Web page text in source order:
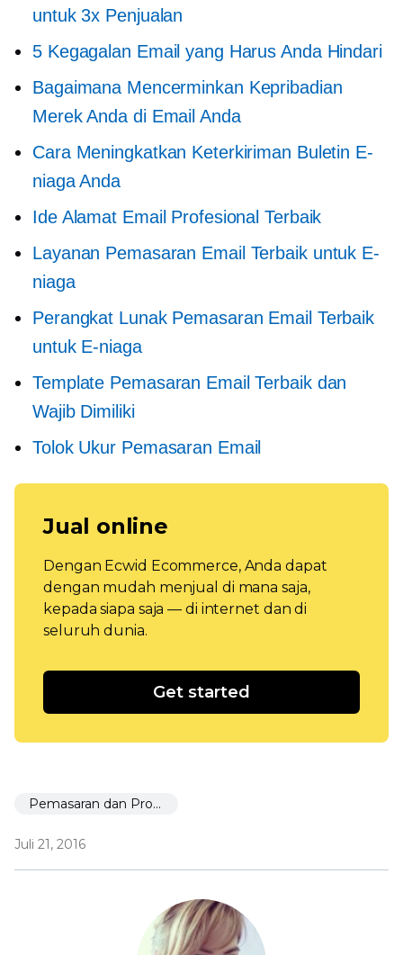
untuk 3x Penjualan
5 Kegagalan Email yang Harus Anda Hindari
Bagaimana Mencerminkan Kepribadian
Merek Anda di Email Anda
Cara Meningkatkan Keterkiriman Buletin E-
niaga Anda
Ide Alamat Email Profesional Terbaik
Layanan Pemasaran Email Terbaik untuk E-
niaga
Perangkat Lunak Pemasaran Email Terbaik
untuk E-niaga
Template Pemasaran Email Terbaik dan
Wajib Dimiliki
Tolok Ukur Pemasaran Email
Jual online
Dengan Ecwid Ecommerce, Anda dapat
dengan mudah menjual di mana saja,
kepada siapa saja — di internet dan di
seluruh dunia.
Get started
Pemasaran dan Promosi
Juli 21, 2016